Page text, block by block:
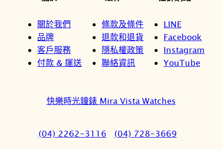
關於我們
品牌
客戶服務
付款 & 運送
條款及條件
退款和退貨
隱私權政策
聯絡資訊
LINE
Facebook
Instagram
YouTube
快樂時光鐘錶 Mira Vista Watches
(04) 2262-3116 (04) 728-3669